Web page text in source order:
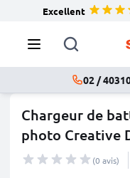
Excellent
02 /
Chargeur de
photo Creative
(0 avis)